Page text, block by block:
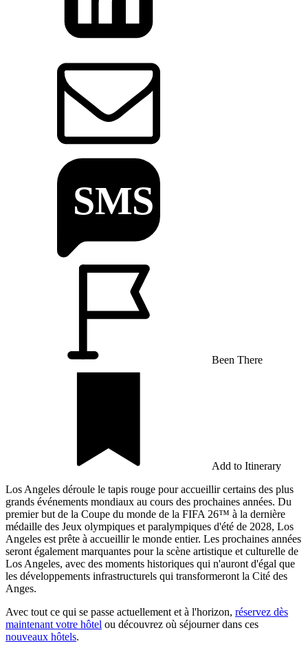
Been There
Add to Itinerary
Los Angeles déroule le tapis rouge pour accueillir certains des plus
grands événements mondiaux au cours des prochaines années. Du
premier but de la Coupe du monde de la FIFA 26™ à la dernière
médaille des Jeux olympiques et paralympiques d'été de 2028, Los
Angeles est prête à accueillir le monde entier. Les prochaines années
seront également marquantes pour la scène artistique et culturelle de
Los Angeles, avec des moments historiques qui n'auront d'égal que
les développements infrastructurels qui transformeront la Cité des
Anges.
Avec tout ce qui se passe actuellement et à l'horizon, réservez dès
maintenant votre hôtel ou découvrez où séjourner dans ces
nouveaux hôtels.